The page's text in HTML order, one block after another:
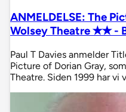
ANMELDELSE: The
Wolsey Theatre ✭✭ -
Paul T Davies anmelder
Picture of Dorian Gray,
Theatre. Siden 1999 har